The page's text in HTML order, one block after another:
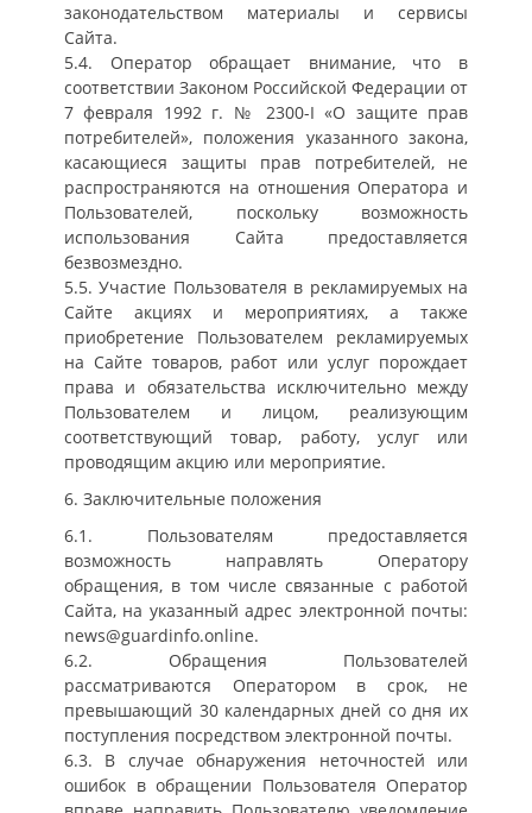
законодательством материалы и сервисы
Сайта.
5.4. Оператор обращает внимание, что в
соответствии Законом Российской Федерации от
7 февраля 1992 г. № 2300-I «О защите прав
потребителей», положения указанного закона,
касающиеся защиты прав потребителей, не
распространяются на отношения Оператора и
Пользователей, поскольку возможность
использования Сайта предоставляется
безвозмездно.
5.5. Участие Пользователя в рекламируемых на
Сайте акциях и мероприятиях, а также
приобретение Пользователем рекламируемых
на Сайте товаров, работ или услуг порождает
права и обязательства исключительно между
Пользователем и лицом, реализующим
соответствующий товар, работу, услуг или
проводящим акцию или мероприятие.
6. Заключительные положения
6.1. Пользователям предоставляется
возможность направлять Оператору
обращения, в том числе связанные с работой
Сайта, на указанный адрес электронной почты:
news@guardinfo.online.
6.2. Обращения Пользователей
рассматриваются Оператором в срок, не
превышающий 30 календарных дней со дня их
поступления посредством электронной почты.
6.3. В случае обнаружения неточностей или
ошибок в обращении Пользователя Оператор